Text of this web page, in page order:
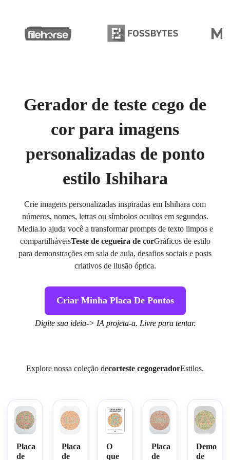
Gerador de teste cego de
cor para imagens
personalizadas de ponto
estilo Ishihara
Crie imagens personalizadas inspiradas em Ishihara com
números, nomes, letras ou símbolos ocultos em segundos.
Media.io ajuda você a transformar prompts de texto limpos e
compartilháveisTeste de cegueira de corGráficos de estilo
para demonstrações em sala de aula, desafios sociais e posts
criativos de ilusão óptica.
Criar Minha Placa De Pontos
Digite sua ideia-> IA projeta-a. Livre para tentar.
Explore nossa coleção decorteste cegogeradorEstilos.
Placa
de
Placa
de
O
que
Placa
de
Demo
de